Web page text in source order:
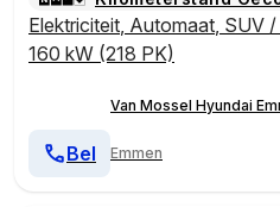
Elektriciteit, Automaat, SUV
160 kW (218 PK)
Van Mossel Hyundai
Emmen
Bel